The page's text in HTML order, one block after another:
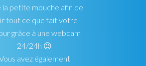
la petite mouche afin de
tout ce que fait votre
grâce à une webcam
24/24h 😉
avez également